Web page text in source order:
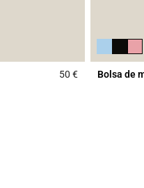
50 €5 out of 5Bolsa de